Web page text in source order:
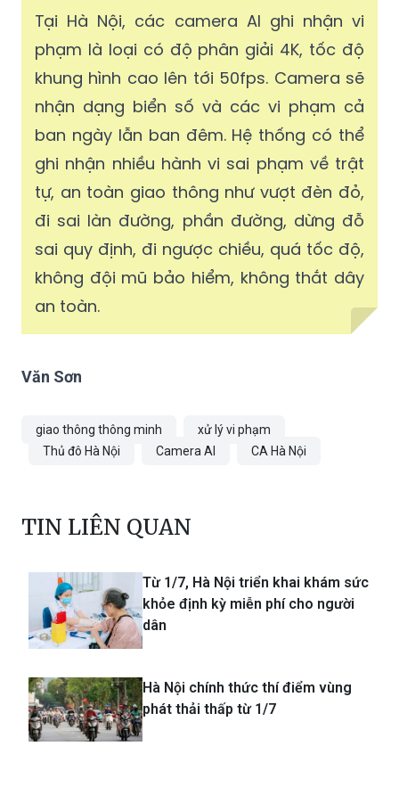
Tại Hà Nội, các camera AI ghi nhận vi
phạm là loại có độ phân giải 4K, tốc độ
khung hình cao lên tới 50fps. Camera sẽ
nhận dạng biển số và các vi phạm cả
ban ngày lẫn ban đêm. Hệ thống có thể
ghi nhận nhiều hành vi sai phạm về trật
tự, an toàn giao thông như vượt đèn đỏ,
đi sai làn đường, phần đường, dừng đỗ
sai quy định, đi ngược chiều, quá tốc độ,
không đội mũ bảo hiểm, không thắt dây
an toàn.
Văn Sơn
giao thông thông minh
xử lý vi phạm
Thủ đô Hà Nội
Camera AI CA Hà Nội
TIN LIÊN QUAN
Từ 1/7, Hà Nội triển khai khám sức
khỏe định kỳ miễn phí cho người
dân
Hà Nội chính thức thí điểm vùng
phát thải thấp từ 1/7